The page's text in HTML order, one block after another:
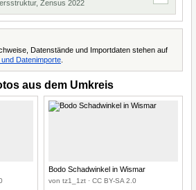
Zensus 2022
Datenstände und Importdaten stehen auf
Datenimporte
aus dem Umkreis
Bodo Schadwinkel in Wismar
von tz1_1zt · CC BY-SA 2.0